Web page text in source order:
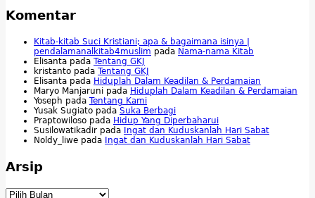
Komentar
Kitab-kitab Suci Kristiani; apa & bagaimana isinya |
pendalamanalkitab4muslim pada Nama-nama Kitab
Elisanta pada Tentang GKJ
kristanto pada Tentang GKJ
Elisanta pada Hiduplah Dalam Keadilan & Perdamaian
Maryo Manjaruni pada Hiduplah Dalam Keadilan & Perdamaian
Yoseph pada Tentang Kami
Yusak Sugiato pada Suka Berbagi
Praptowiloso pada Hidup Yang Diperbaharui
Susilowatikadir pada
Ingat dan Kuduskanlah Hari Sabat
Noldy_liwe pada Ingat dan Kuduskanlah Hari Sabat
Arsip
Arsip